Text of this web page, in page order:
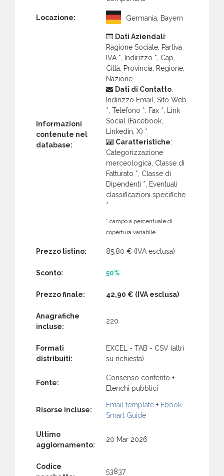
Locazione: Germania, Bayern
Informazioni
contenute nel
database:
Dati Aziendali:
Ragione Sociale, Partiva
IVA *, Indirizzo *, Cap,
Città, Provincia, Regione,
Nazione.
Dati di Contatto:
Indirizzo Email, Sito Web
*, Telefono *, Fax *, Link
Social (Facebook,
Linkedin, X) *
Caratteristiche:
Categorizzazione
merceologica, Classe di
Fatturato *, Classe di
Dipendenti *, Eventuali
classificazioni specifiche
*
* campo a percentuale di
copertura variabile.
Prezzo listino: 85,80 € (IVA esclusa)
Sconto: 50%
Prezzo finale: 42,90 € (IVA esclusa)
Anagrafiche
incluse:
220
Formati
distribuiti:
EXCEL - TAB - CSV (altri
su richiesta)
Fonte:
Consenso conferito +
Elenchi pubblici
Risorse incluse:
Email template + Ebook
Smart Guide
Ultimo
aggiornamento:
20 Mar 2026
Codice
53837